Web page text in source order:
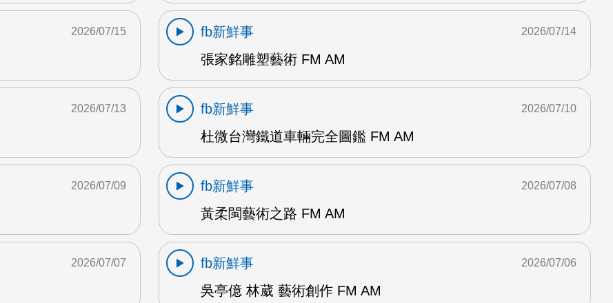
2026/07/15
fb新鮮事
張家銘雕塑藝術 FM AM
2026/07/14
2026/07/13
fb新鮮事
杜微台灣鐵道車輛完全圖鑑 FM AM
2026/07/10
2026/07/09
fb新鮮事
黃柔閩藝術之路 FM AM
2026/07/08
2026/07/07
fb新鮮事
吳亭億 林葳 藝術創作 FM AM
2026/07/06